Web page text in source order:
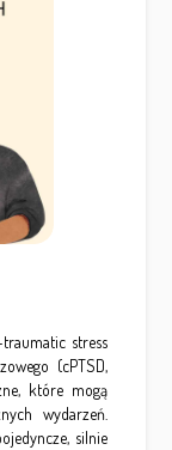
stress
(cPTSD,
które mogą
wydarzeń.
silnie